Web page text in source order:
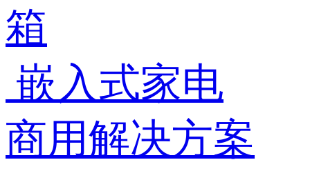
箱
嵌入式家电
商用解决方案